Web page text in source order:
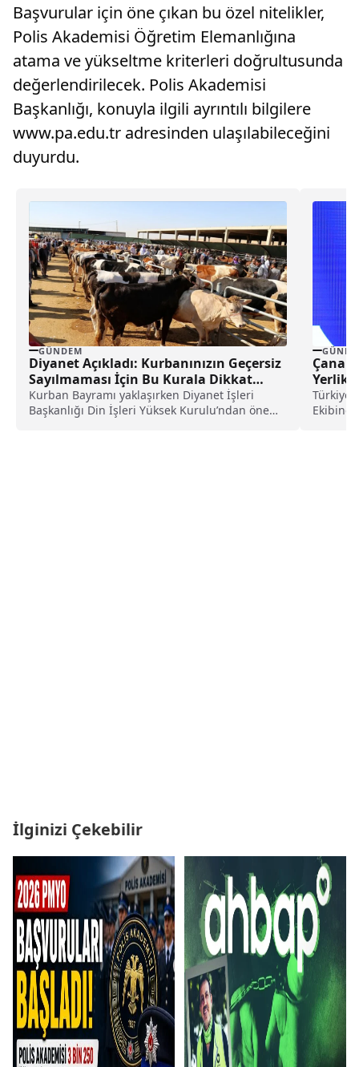
Başvurular için öne çıkan bu özel nitelikler,
Polis Akademisi Öğretim Elemanlığına
atama ve yükseltme kriterleri doğrultusunda
değerlendirilecek. Polis Akademisi
Başkanlığı, konuyla ilgili ayrıntılı bilgilere
www.pa.edu.tr adresinden ulaşılabileceğini
duyurdu.
GÜNDEM
Diyanet Açıkladı: Kurbanınızın Geçersiz
Sayılmaması İçin Bu Kurala Dikkat
Etmelisiniz
Kurban Bayramı yaklaşırken Diyanet İşleri
Başkanlığı Din İşleri Yüksek Kurulu’ndan önemli
Türkiye
Ekibine
İlginizi Çekebilir